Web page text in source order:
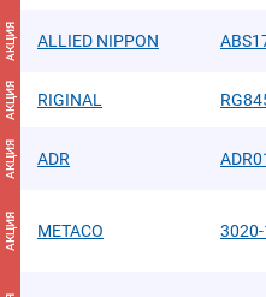
АКЦИЯ ALLIED NIPPON
АКЦИЯ RIGINAL
АКЦИЯ ADR
АКЦИЯ METACO